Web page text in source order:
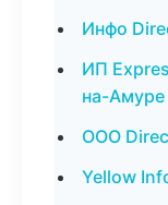
Инфо
ИП
на-Амуре
ООО
Yellow